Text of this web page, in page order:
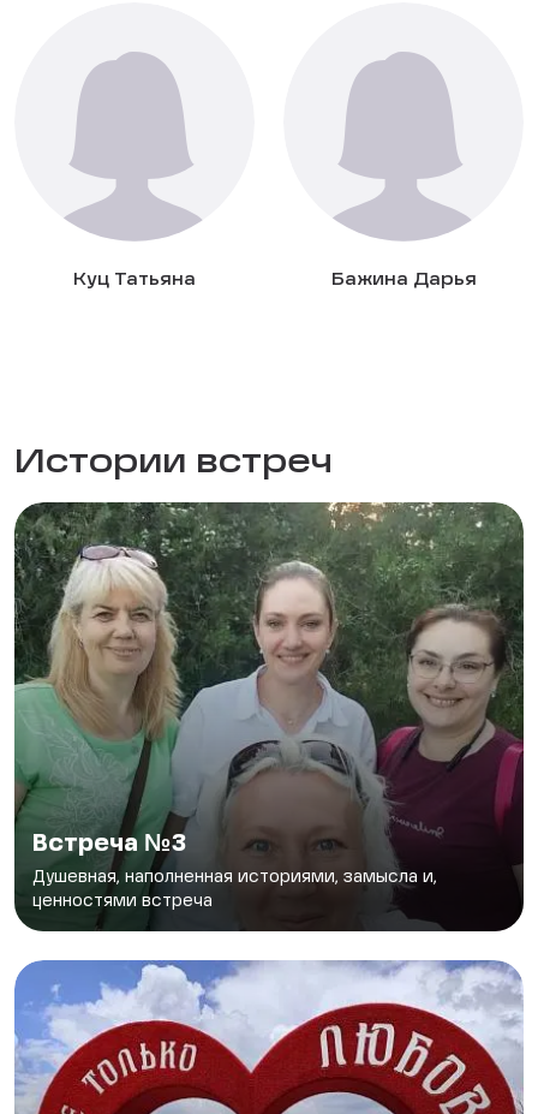
Куц Татьяна Бажина Дарья
Истории встреч
Встреча №3
Душевная, наполненная историями, замысла и,
ценностями встреча